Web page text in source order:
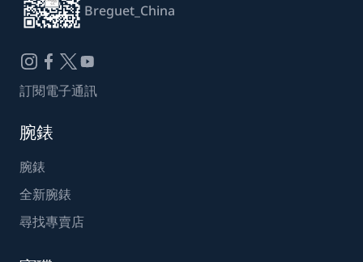
Breguet_China
訂閱電子通訊
腕錶
腕錶
全新腕錶
尋找專賣店